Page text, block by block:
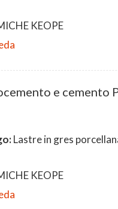
KEOPE
e cemento
Lastre in gres
KEOPE